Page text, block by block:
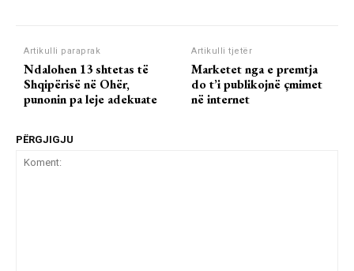
Artikulli paraprak
Ndalohen 13 shtetas të
Shqipërisë në Ohër,
punonin pa leje adekuate
Artikulli tjetër
Marketet nga e premtja
do t’i publikojnë çmimet
në internet
PËRGJIGJU